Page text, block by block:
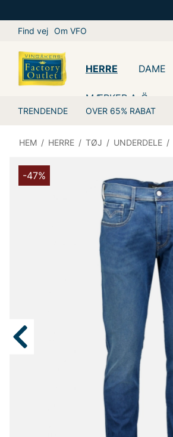
Find vej Om VFO
HERRE
TRENDENDE OVER 65% RABAT
DAME
MÆRKER A-Ö
HEM / HERRE / TØJ / UNDERDELE /
-47%